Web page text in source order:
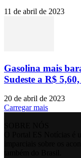
11 de abril de 2023
Gasolina mais
Sudeste a R$
20 de abril de 2023
Carregar mais